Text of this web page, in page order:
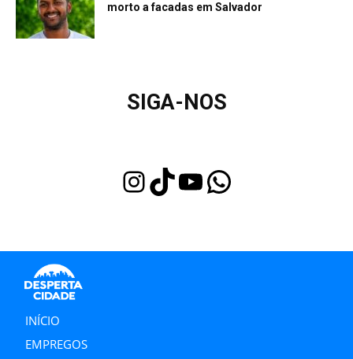
morto a facadas em Salvador
SIGA-NOS
InstagramTikTok Youtube WhatsApp
INÍCIO
EMPREGOS